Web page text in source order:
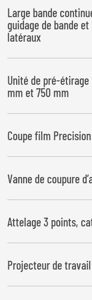
Dépôt des balles à gauche
Large bande
guidage de bande
latéraux
Unité de pré-
mm et 750 mm
Coupe film
Vanne de coupure
Ceci permet de garantir un
balles rectangulaires
Attelage 3 points,
Projecteur de travail